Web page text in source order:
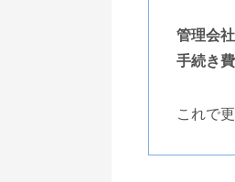
管理会
手続き
これで